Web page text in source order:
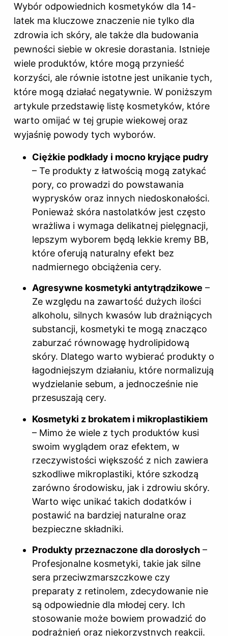
Wybór odpowiednich kosmetyków dla 14-
latek ma kluczowe znaczenie nie tylko dla
zdrowia ich skóry, ale także dla budowania
pewności siebie w okresie dorastania. Istnieje
wiele produktów, które mogą przynieść
korzyści, ale równie istotne jest unikanie tych,
które mogą działać negatywnie. W poniższym
artykule przedstawię listę kosmetyków, które
warto omijać w tej grupie wiekowej oraz
wyjaśnię powody tych wyborów.
Ciężkie podkłady i mocno kryjące pudry
– Te produkty z łatwością mogą zatykać
pory, co prowadzi do powstawania
wyprysków oraz innych niedoskonałości.
Ponieważ skóra nastolatków jest często
wrażliwa i wymaga delikatnej pielęgnacji,
lepszym wyborem będą lekkie kremy BB,
które oferują naturalny efekt bez
nadmiernego obciążenia cery.
Agresywne kosmetyki antytrądzikowe –
Ze względu na zawartość dużych ilości
alkoholu, silnych kwasów lub drażniących
substancji, kosmetyki te mogą znacząco
zaburzać równowagę hydrolipidową
skóry. Dlatego warto wybierać produkty o
łagodniejszym działaniu, które normalizują
wydzielanie sebum, a jednocześnie nie
przesuszają cery.
Kosmetyki z brokatem i mikroplastikiem
– Mimo że wiele z tych produktów kusi
swoim wyglądem oraz efektem, w
rzeczywistości większość z nich zawiera
szkodliwe mikroplastiki, które szkodzą
zarówno środowisku, jak i zdrowiu skóry.
Warto więc unikać takich dodatków i
postawić na bardziej naturalne oraz
bezpieczne składniki.
Produkty przeznaczone dla dorosłych –
Profesjonalne kosmetyki, takie jak silne
sera przeciwzmarszczkowe czy
preparaty z retinolem, zdecydowanie nie
są odpowiednie dla młodej cery. Ich
stosowanie może bowiem prowadzić do
podrażnień oraz niekorzystnych reakcji.